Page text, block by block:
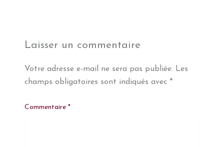
Laisser un commentaire
Votre adresse e-mail ne sera pas publiée. Les
champs obligatoires sont indiqués avec *
Commentaire *